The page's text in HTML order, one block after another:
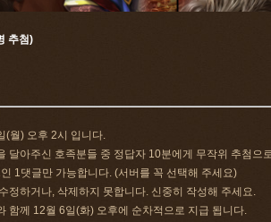
추첨)
(월) 오후 2시 입니다.
달아주신 호족분들 중 정답자 10분에게 무작위 추첨으
1댓글만 가능합니다. (서버를 꼭 선택해 주세요)
정하거나, 삭제하지 못합니다. 신중히 작성해 주세요.
함께 12월 6일(화) 오후에 순차적으로 지급 됩니다.